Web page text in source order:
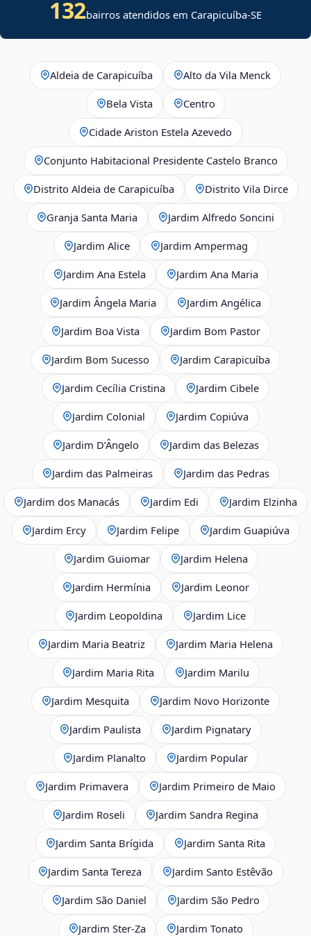
132bairros atendidos em Carapicuíba-SE
Aldeia de Carapicuíba Alto da Vila Menck
Bela Vista Centro
Cidade Ariston Estela Azevedo
Conjunto Habitacional Presidente Castelo Branco
Distrito Aldeia de Carapicuíba Distrito Vila Dirce
Granja Santa Maria Jardim Alfredo Soncini
Jardim Alice Jardim Ampermag
Jardim Ana Estela Jardim Ana Maria
Jardim Ângela Maria Jardim Angélica
Jardim Boa Vista Jardim Bom Pastor
Jardim Bom Sucesso Jardim Carapicuíba
Jardim Cecília Cristina Jardim Cibele
Jardim Colonial Jardim Copiúva
Jardim D’Ângelo Jardim das Belezas
Jardim das Palmeiras Jardim das Pedras
Jardim dos Manacás Jardim Edi Jardim Elzinha
Jardim Ercy Jardim Felipe Jardim Guapiúva
Jardim Guiomar Jardim Helena
Jardim Hermínia Jardim Leonor
Jardim Leopoldina Jardim Lice
Jardim Maria Beatriz Jardim Maria Helena
Jardim Maria Rita Jardim Marilu
Jardim Mesquita Jardim Novo Horizonte
Jardim Paulista Jardim Pignatary
Jardim Planalto Jardim Popular
Jardim Primavera Jardim Primeiro de Maio
Jardim Roseli Jardim Sandra Regina
Jardim Santa Brígida Jardim Santa Rita
Jardim Santa Tereza Jardim Santo Estêvão
Jardim São Daniel Jardim São Pedro
Jardim Ster‑Za Jardim Tonato